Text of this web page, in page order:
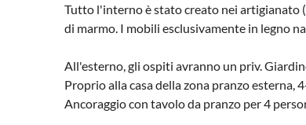
Tutto l'interno è stato creato nei artigianato
di marmo. I mobili esclusivamente in legno
All'esterno, gli ospiti avranno un priv.
Proprio alla casa della zona pranzo esterna,
Ancoraggio con tavolo da pranzo per 4